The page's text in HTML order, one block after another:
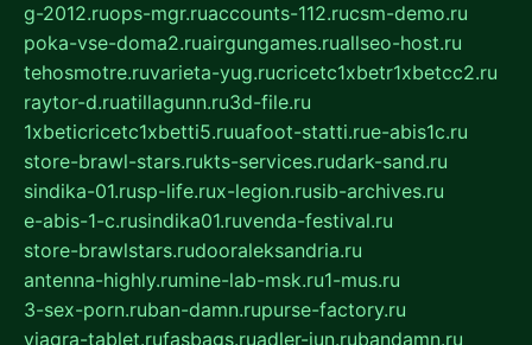
g-2012.ruops-mgr.ruaccounts-112.rucsm-demo.ru
poka-vse-doma2.ruairgungames.ruallseo-host.ru
tehosmotre.ruvarieta-yug.rucricetc1xbetr1xbetcc2.ru
raytor-d.ruatillagunn.ru3d-file.ru
1xbeticricetc1xbetti5.ruuafoot-statti.rue-abis1c.ru
store-brawl-stars.rukts-services.rudark-sand.ru
sindika-01.rusp-life.rux-legion.rusib-archives.ru
e-abis-1-c.rusindika01.ruvenda-festival.ru
store-brawlstars.rudooraleksandria.ru
antenna-highly.rumine-lab-msk.ru1-mus.ru
3-sex-porn.ruban-damn.rupurse-factory.ru
viagra-tablet.rufasbags.ruadler-jun.rubandamn.ru